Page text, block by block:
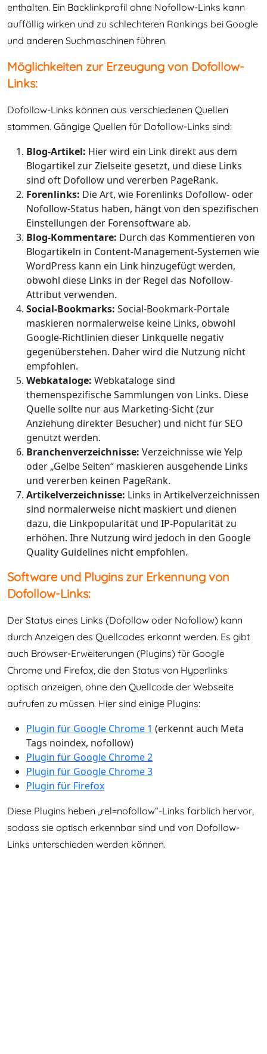
enthalten. Ein Backlinkprofil ohne Nofollow-Links kann
auffällig wirken und zu schlechteren Rankings bei Google
und anderen Suchmaschinen führen.
Möglichkeiten zur Erzeugung von Dofollow-
Links:
Dofollow-Links können aus verschiedenen Quellen
stammen. Gängige Quellen für Dofollow-Links sind:
Blog-Artikel: Hier wird ein Link direkt aus dem
Blogartikel zur Zielseite gesetzt, und diese Links
sind oft Dofollow und vererben PageRank.
Forenlinks: Die Art, wie Forenlinks Dofollow- oder
Nofollow-Status haben, hängt von den spezifischen
Einstellungen der Forensoftware ab.
Blog-Kommentare: Durch das Kommentieren von
Blogartikeln in Content-Management-Systemen wie
WordPress kann ein Link hinzugefügt werden,
obwohl diese Links in der Regel das Nofollow-
Attribut verwenden.
Social-Bookmarks: Social-Bookmark-Portale
maskieren normalerweise keine Links, obwohl
Google-Richtlinien dieser Linkquelle negativ
gegenüberstehen. Daher wird die Nutzung nicht
empfohlen.
Webkataloge: Webkataloge sind
themenspezifische Sammlungen von Links. Diese
Quelle sollte nur aus Marketing-Sicht (zur
Anziehung direkter Besucher) und nicht für SEO
genutzt werden.
Branchenverzeichnisse: Verzeichnisse wie Yelp
oder „Gelbe Seiten“ maskieren ausgehende Links
und vererben keinen PageRank.
Artikelverzeichnisse: Links in Artikelverzeichnissen
sind normalerweise nicht maskiert und dienen
dazu, die Linkpopularität und IP-Popularität zu
erhöhen. Ihre Nutzung wird jedoch in den Google
Quality Guidelines nicht empfohlen.
Software und Plugins zur Erkennung von
Dofollow-Links:
Der Status eines Links (Dofollow oder Nofollow) kann
durch Anzeigen des Quellcodes erkannt werden. Es gibt
auch Browser-Erweiterungen (Plugins) für Google
Chrome und Firefox, die den Status von Hyperlinks
optisch anzeigen, ohne den Quellcode der Webseite
aufrufen zu müssen. Hier sind einige Plugins:
Plugin für Google Chrome 1 (erkennt auch Meta
Tags noindex, nofollow)
Plugin für Google Chrome 2
Plugin für Google Chrome 3
Plugin für Firefox
Diese Plugins heben „rel=nofollow“-Links farblich hervor,
sodass sie optisch erkennbar sind und von Dofollow-
Links unterschieden werden können.